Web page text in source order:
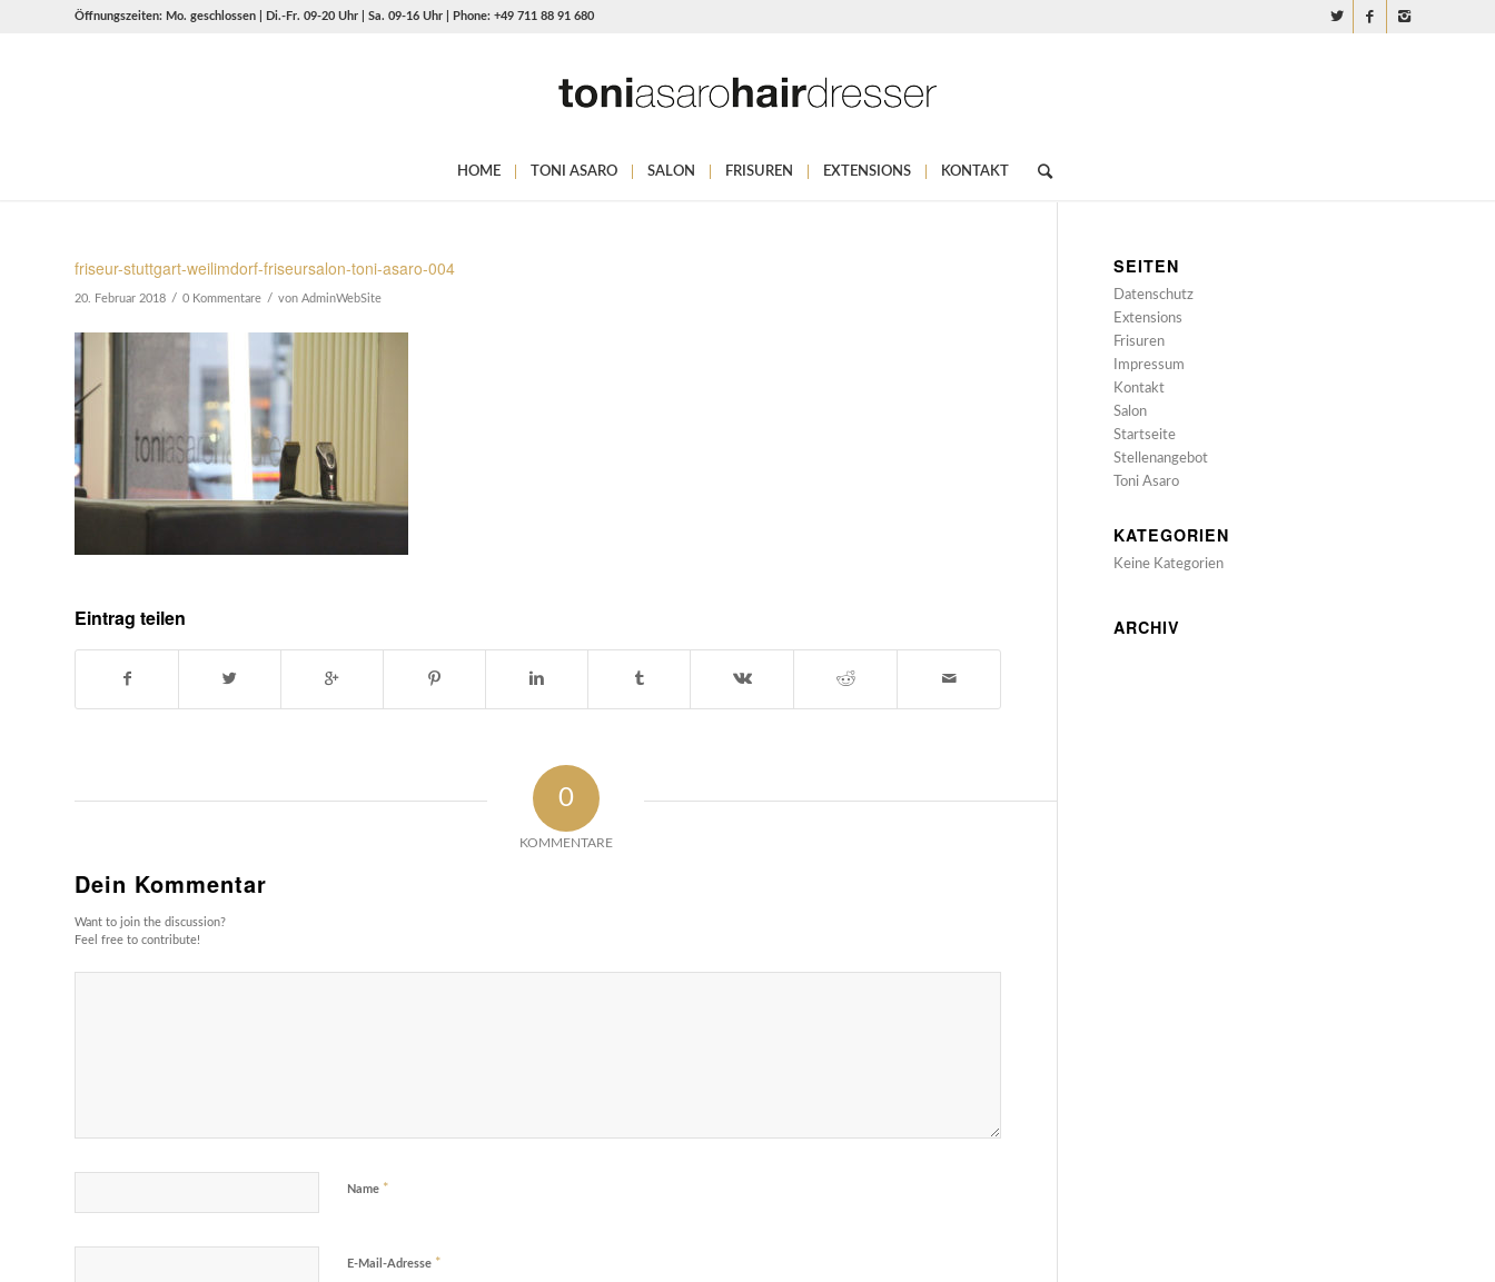
Öffnungszeiten: Mo. geschlossen | Di.-Fr. 09-20 Uhr | Sa. 09-16 Uhr | Phone: +49 711 88 91 680
HOME TONI ASARO SALON FRISUREN EXTENSIONS KONTAKT
friseur-stuttgart-weilimdorf-friseursalon-toni-asaro-004
20. Februar 2018 / 0 Kommentare / von AdminWebSite
Eintrag teilen
0
KOMMENTARE
Dein Kommentar
Want to join the discussion?
Feel free to contribute!
Name *
E-Mail-Adresse *
SEITEN
Datenschutz
Extensions
Frisuren
Impressum
Kontakt
Salon
Startseite
Stellenangebot
Toni Asaro
KATEGORIEN
Keine Kategorien
ARCHIV